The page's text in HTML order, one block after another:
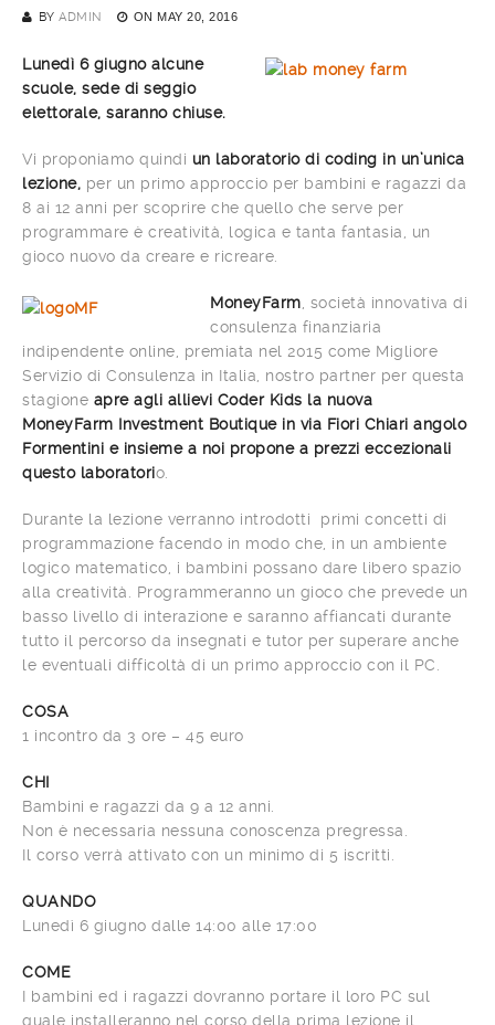
BY ADMIN ON MAY 20, 2016
Lunedì 6 giugno alcune
scuole, sede di seggio
elettorale, saranno chiuse.
Vi proponiamo quindi un laboratorio di coding in un’unica
lezione, per un primo approccio per bambini e ragazzi da
8 ai 12 anni per scoprire che quello che serve per
programmare è creatività, logica e tanta fantasia, un
gioco nuovo da creare e ricreare.
MoneyFarm, società innovativa di
consulenza finanziaria
indipendente online, premiata nel 2015 come Migliore
Servizio di Consulenza in Italia, nostro partner per questa
stagione apre agli allievi Coder Kids la nuova
MoneyFarm Investment Boutique in via Fiori Chiari angolo
Formentini e insieme a noi propone a prezzi eccezionali
questo laboratorio.
Durante la lezione verranno introdotti primi concetti di
programmazione facendo in modo che, in un ambiente
logico matematico, i bambini possano dare libero spazio
alla creatività. Programmeranno un gioco che prevede un
basso livello di interazione e saranno affiancati durante
tutto il percorso da insegnati e tutor per superare anche
le eventuali difficoltà di un primo approccio con il PC.
COSA
1 incontro da 3 ore – 45 euro
CHI
Bambini e ragazzi da 9 a 12 anni.
Non è necessaria nessuna conoscenza pregressa.
Il corso verrà attivato con un minimo di 5 iscritti.
QUANDO
Lunedì 6 giugno dalle 14:00 alle 17:00
COME
I bambini ed i ragazzi dovranno portare il loro PC sul
quale installeranno nel corso della prima lezione il